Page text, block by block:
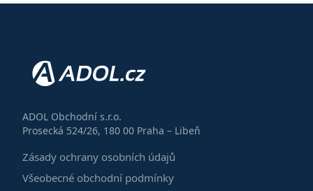
ADOL Obchodní s.r.o.
Prosecká 524/26, 180 00 Praha – Libeň
Zásady ochrany osobních údajů
Všeobecné obchodní podmínky